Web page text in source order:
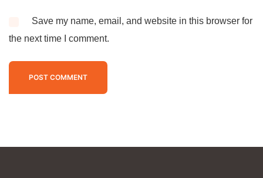
Save my name, email, and website in this browser for
the next time I comment.
POST COMMENT